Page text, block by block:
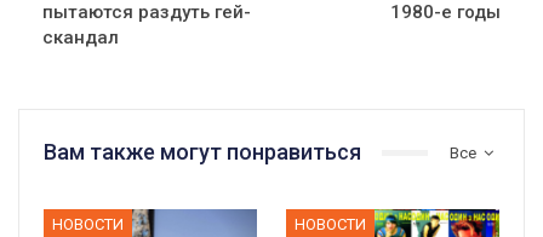
пытаются раздуть гей-
скандал
1980-е годы
Все
Вам также могут понравиться
НОВОСТИ НОВОСТИ